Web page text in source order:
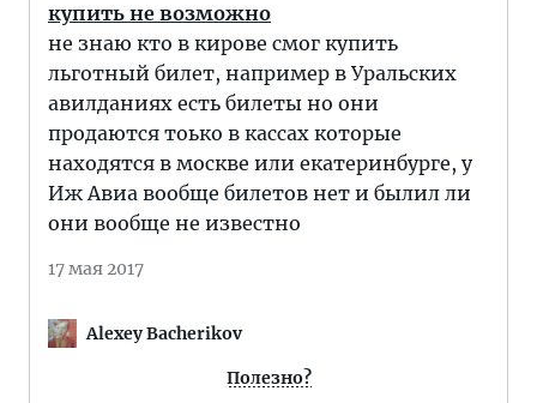
купить не возможно
не знаю кто в кирове смог купить
льготный билет, например в Уральских
авилданиях есть билеты но они
продаются тоько в кассах которые
находятся в москве или екатеринбурге, у
Иж Авиа вообще билетов нет и былил ли
они вообще не известно
17 мая 2017
Alexey Bacherikov
Полезно?